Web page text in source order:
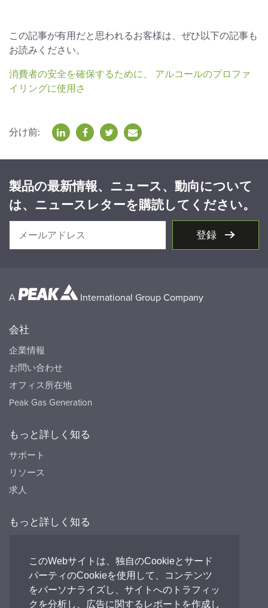
このWebサイトは、独自のCookieとサード
パーティのCookieを使用して、コンテンツ
をパーソナライズし、サイトへのトラフィッ
クを分析し、広告に関するレポートを作成し
この記事が有用だと思われるお客様は、ぜひ以下の記事も
お読みください。
消費者の安全を確保するために、 アルコールのプロファ
イリングに使用さ
分け前:
製品の最新情報、ニュース、動向について
は、ニュースレターを購読してください。
登録
A International Group Company
会社
企業情報
お問い合わせ
オフィス所在地
Peak Gas Generation
もっと詳しく知る
サポート
リソース
求人
もっと詳しく知る
Peak HQ tel:+44 141 812 8100
PEAK Japan tel:+81 (0)3-6825-4525